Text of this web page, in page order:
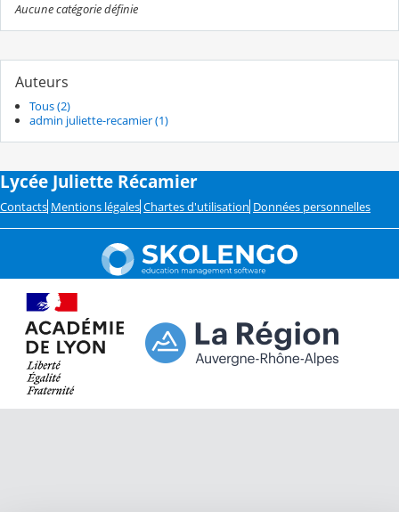
Aucune catégorie définie
Auteurs
Tous (2)
admin juliette-recamier (1)
Lycée Juliette Récamier
Contacts Mentions légales Chartes d'utilisation Données personnelles